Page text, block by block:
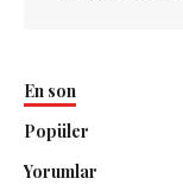
En son
Popüler
Yorumlar